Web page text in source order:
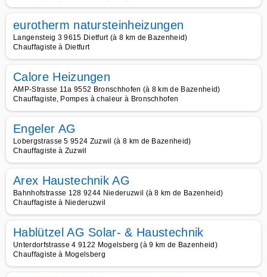
eurotherm natursteinheizungen
Langensteig 3 9615 Dietfurt (à 8 km de Bazenheid)
Chauffagiste à Dietfurt
Calore Heizungen
AMP-Strasse 11a 9552 Bronschhofen (à 8 km de Bazenheid)
Chauffagiste, Pompes à chaleur à Bronschhofen
Engeler AG
Lobergstrasse 5 9524 Zuzwil (à 8 km de Bazenheid)
Chauffagiste à Zuzwil
Arex Haustechnik AG
Bahnhofstrasse 128 9244 Niederuzwil (à 8 km de Bazenheid)
Chauffagiste à Niederuzwil
Hablützel AG Solar- & Haustechnik
Unterdorfstrasse 4 9122 Mogelsberg (à 9 km de Bazenheid)
Chauffagiste à Mogelsberg